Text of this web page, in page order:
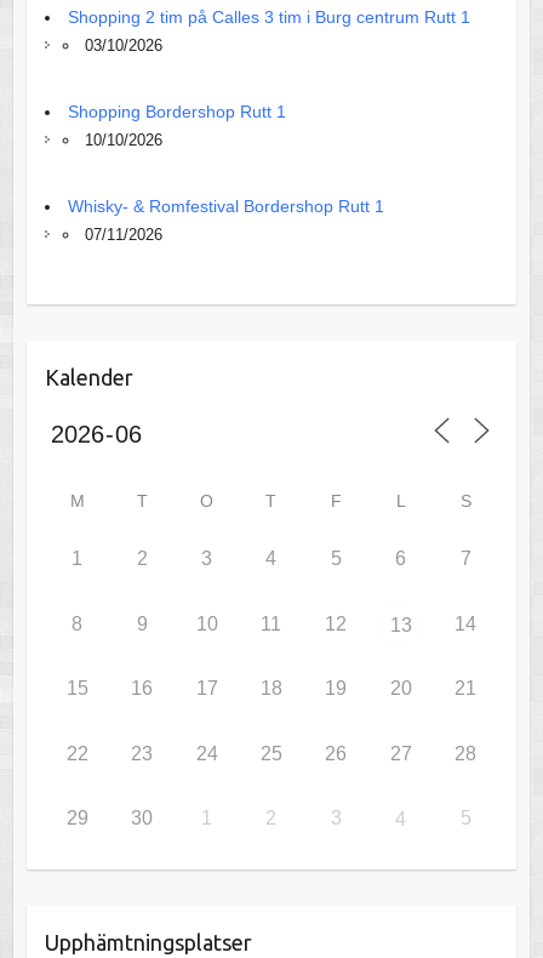
Shopping 2 tim på Calles 3 tim i Burg centrum Rutt 1
03/10/2026
Shopping Bordershop Rutt 1
10/10/2026
Whisky- & Romfestival Bordershop Rutt 1
07/11/2026
Kalender
M T O T F L S
1 2 3 4 5 6 7
8 9 10 11 12 13 14
15 16 17 18 19 20 21
22 23 24 25 26 27 28
29 30 1 2 3 4 5
Upphämtningsplatser